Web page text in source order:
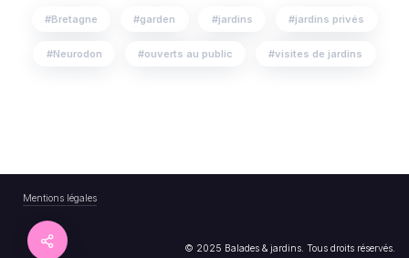
Bretagne garden jardins jardins privés
Neurodon ouverts au public visites de jardins
Mentions légales
© 2025 Balades & jardins. Tous droits réservés.